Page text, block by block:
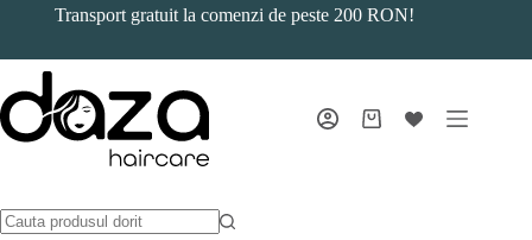
Transport gratuit la comenzi de peste 200 RON!
Coș